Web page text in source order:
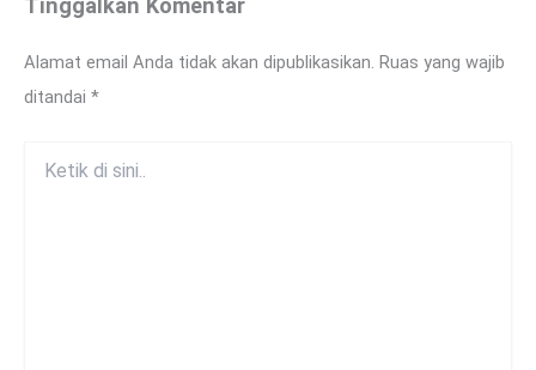
Tinggalkan Komentar
Alamat email Anda tidak akan dipublikasikan. Ruas yang wajib
ditandai *